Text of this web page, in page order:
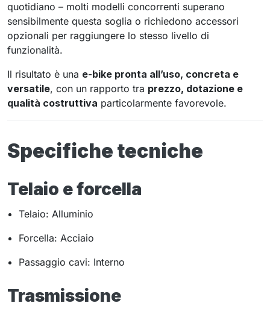
quotidiano – molti modelli concorrenti superano
sensibilmente questa soglia o richiedono accessori
opzionali per raggiungere lo stesso livello di
funzionalità.
Il risultato è una e-bike pronta all’uso, concreta e
versatile, con un rapporto tra prezzo, dotazione e
qualità costruttiva particolarmente favorevole.
Specifiche tecniche
Telaio e forcella
Telaio: Alluminio
Forcella: Acciaio
Passaggio cavi: Interno
Trasmissione